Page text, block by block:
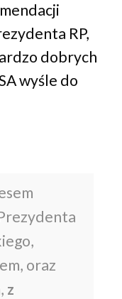
RP,
dobrych
wyśle do
oraz
z